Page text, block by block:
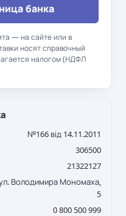
→
·
банка
— на сайте или в
носят справочный
налогом (НДФЛ
№166 від 14.11.2011
306500
21322127
Володимира Мономаха,
5
0 800 500 999